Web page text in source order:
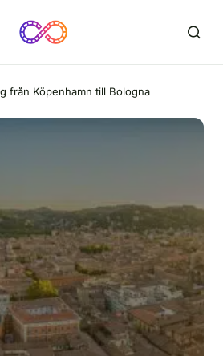
från Köpenhamn till Bologna